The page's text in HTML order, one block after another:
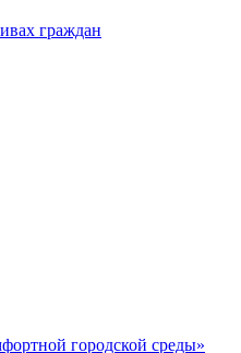
граждан
городской среды»